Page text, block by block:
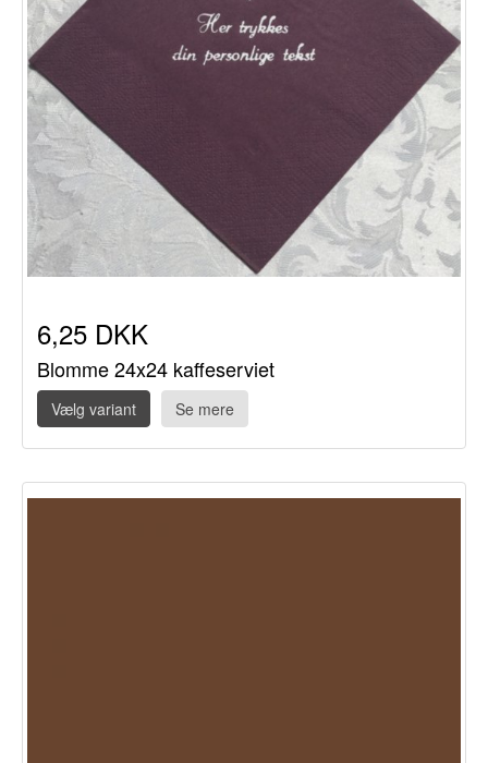
6,25 DKK
Blomme 24x24 kaffeserviet
Vælg variant Se mere